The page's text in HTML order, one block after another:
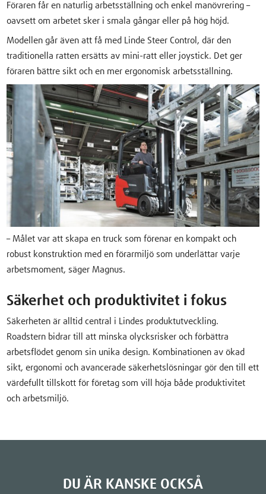
Föraren får en naturlig arbetsställning och enkel manövrering –
oavsett om arbetet sker i smala gångar eller på hög höjd.
Modellen går även att få med Linde Steer Control, där den
traditionella ratten ersätts av mini-ratt eller joystick. Det ger
föraren bättre sikt och en mer ergonomisk arbetsställning.
– Målet var att skapa en truck som förenar en kompakt och
robust konstruktion med en förarmiljö som underlättar varje
arbetsmoment, säger Magnus.
Säkerhet och produktivitet i fokus
Säkerheten är alltid central i Lindes produktutveckling.
Roadstern bidrar till att minska olycksrisker och förbättra
arbetsflödet genom sin unika design. Kombinationen av ökad
sikt, ergonomi och avancerade säkerhetslösningar gör den till ett
värdefullt tillskott för företag som vill höja både produktivitet
och arbetsmiljö.
DU ÄR KANSKE OCKSÅ